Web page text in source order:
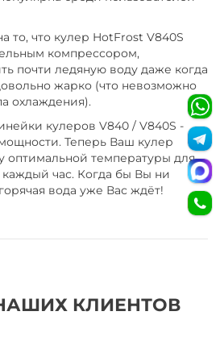
то, что кулер HotFrost V840S
компрессором,
почти ледяную воду даже когда
жарко (что невозможно
охлаждения).
кулеров V840 / V840S -
Теперь Ваш кулер
оптимальной температуры для
час. Когда бы Вы ни
вода уже Вас ждёт!
КЛИЕНТОВ